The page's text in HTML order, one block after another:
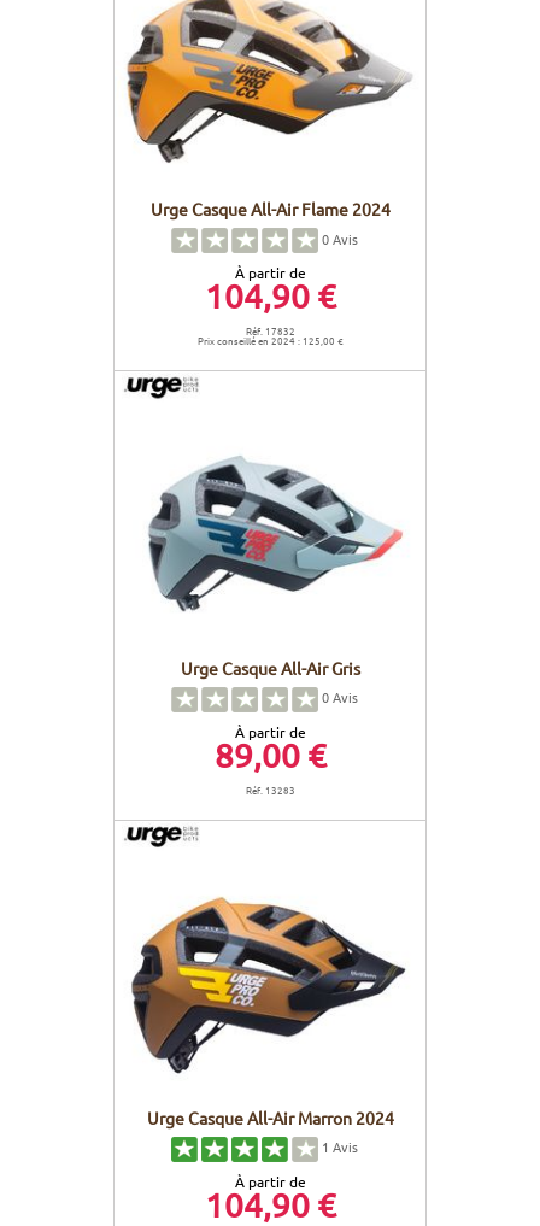
Urge Casque All-Air Flame 2024
0Avis
À partir de
104,90 €
Réf. 17832
Prix conseillé en 2024 : 125,00 €
Urge Casque All-Air Gris
0Avis
À partir de
89,00 €
Réf. 13283
Urge Casque All-Air Marron 2024
1 Avis
À partir de
104,90 €